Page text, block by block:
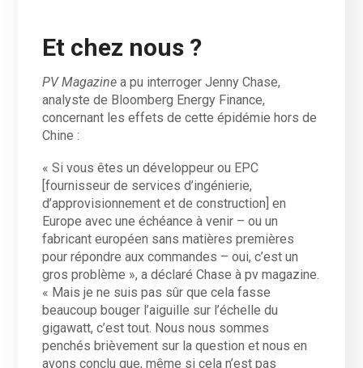
Et chez nous ?
PV Magazine a pu interroger Jenny Chase,
analyste de Bloomberg Energy Finance,
concernant les effets de cette épidémie hors de
Chine :
« Si vous êtes un développeur ou EPC
[fournisseur de services d’ingénierie,
d’approvisionnement et de construction] en
Europe avec une échéance à venir – ou un
fabricant européen sans matières premières
pour répondre aux commandes – oui, c’est un
gros problème », a déclaré Chase à pv magazine.
« Mais je ne suis pas sûr que cela fasse
beaucoup bouger l’aiguille sur l’échelle du
gigawatt, c’est tout. Nous nous sommes
penchés brièvement sur la question et nous en
avons conclu que, même si cela n’est pas